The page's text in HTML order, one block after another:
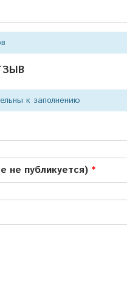
к заполнению
не публикуется)